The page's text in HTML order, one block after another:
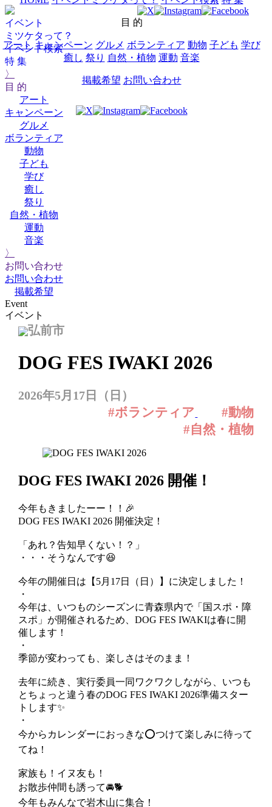
イベント
ミツケタって？
イベント検索
特 集
〉
目 的
アート
キャンペーン
グルメ
ボランティア
動物
子ども
学び
癒し
祭り
自然・植物
運動
音楽
〉
お問い合わせ
お問い合わせ
掲載希望
目 的
アート キャンペーン グルメ ボランティア 動物 子ども 学び
癒し 祭り 自然・植物 運動 音楽
掲載希望 お問い合わせ
Event
イベント
弘前市
DOG FES IWAKI 2026
2026年5月17日（日）
#ボランティア
#動物
#自然・植物
DOG FES IWAKI 2026 開催！
今年もきましたーー！！🎉
DOG FES IWAKI 2026 開催決定！
「あれ？告知早くない！？」
・・・そうなんです😆
今年の開催日は【5月17日（日）】に決定しました！
・
今年は、いつものシーズンに青森県内で「国スポ・障
スポ」が開催されるため、DOG FES IWAKIは春に開
催します！
・
季節が変わっても、楽しさはそのまま！
去年に続き、実行委員一同ワクワクしながら、いつも
とちょっと違う春のDOG FES IWAKI 2026準備スター
トします✨
・
今からカレンダーにおっきな⭕️つけて楽しみに待って
てね！
家族も！イヌ友も！
お散歩仲間も誘って🚘🐕
今年もみんなで岩木山に集合！